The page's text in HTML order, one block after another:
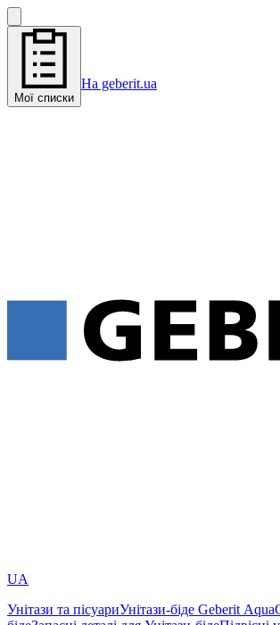
Мої списки
На geberit.ua
UA
Унітази та пісуариУнітази-біде Geberit